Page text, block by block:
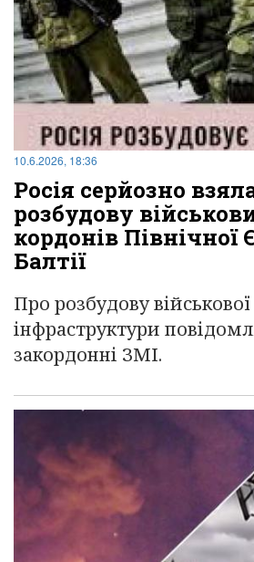
10.6.2026, 18:36
Росія серйозно
розбудову
кордонів Північної
Балтії
Про розбудову військової
інфраструктури
закордонні ЗМІ.